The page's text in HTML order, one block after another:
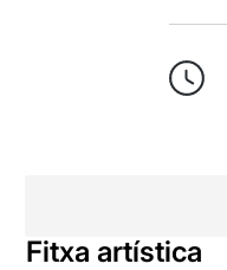
Fitxa artística